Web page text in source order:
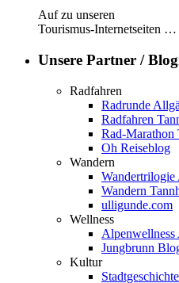
Auf zu unseren
Tourismus-Internetseiten …
Unsere Partner /
Radfahren
Radrunde
Radfahren
Rad-Marathon
Oh Reiseblog
Wandern
Wandertrilogie
Wandern
ulligunde.com
Wellness
Alpenwellness
Jungbrunn
Kultur